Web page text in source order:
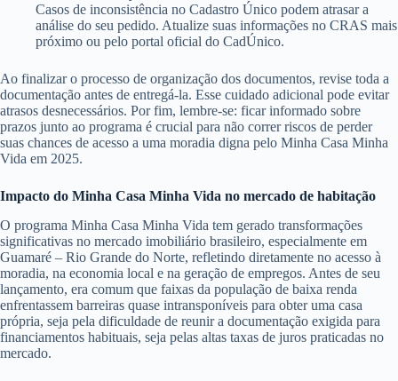
Casos de inconsistência no Cadastro Único podem atrasar a
análise do seu pedido. Atualize suas informações no CRAS mais
próximo ou pelo portal oficial do CadÚnico.
Ao finalizar o processo de organização dos documentos, revise toda a
documentação antes de entregá-la. Esse cuidado adicional pode evitar
atrasos desnecessários. Por fim, lembre-se: ficar informado sobre
prazos junto ao programa é crucial para não correr riscos de perder
suas chances de acesso a uma moradia digna pelo Minha Casa Minha
Vida em 2025.
Impacto do Minha Casa Minha Vida no mercado de habitação
O programa Minha Casa Minha Vida tem gerado transformações
significativas no mercado imobiliário brasileiro, especialmente em
Guamaré – Rio Grande do Norte, refletindo diretamente no acesso à
moradia, na economia local e na geração de empregos. Antes de seu
lançamento, era comum que faixas da população de baixa renda
enfrentassem barreiras quase intransponíveis para obter uma casa
própria, seja pela dificuldade de reunir a documentação exigida para
financiamentos habituais, seja pelas altas taxas de juros praticadas no
mercado.